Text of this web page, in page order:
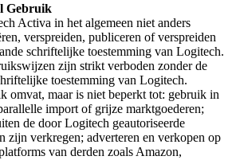
Gebruik
Activa in het algemeen niet anders
verspreiden, publiceren of verspreiden
schriftelijke toestemming van Logitech.
zijn strikt verboden zonder de
toestemming van Logitech.
omvat, maar is niet beperkt tot: gebruik in
import of grijze marktgoederen;
de door Logitech geautoriseerde
zijn verkregen; adverteren en verkopen op
van derden zoals Amazon,